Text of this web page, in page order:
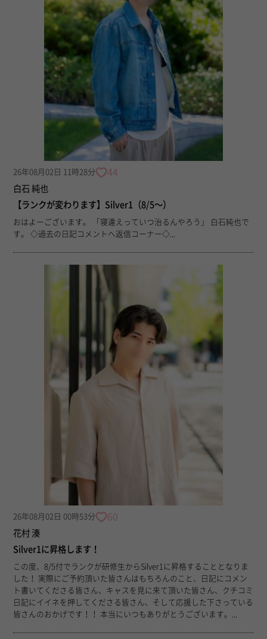
26年08月02日 11時28分 44
白石 純也
【ランクが変わります】Silver1（8/5〜）
おはよーございます。 「寝違えっていつ治るんやろう」 白石純也で
す。 ◇過去の日記コメントへ返信コーナー◇...
26年08月02日 00時53分 60
花村 湊
Silver1に昇格します！
この度、8/5付でランクが研修生からSilver1に昇格することとなりま
した！ 実際にご予約頂いた皆さんはもちろんのこと、日記にコメン
ト書いてくださる皆さん、キャスを見に来て頂いた皆さん、クチコミ
日記にイイネを押してくださる皆さん、そして応援した下さっている
皆さんのおかげです！！ 本当にいつもありがとうございます。...